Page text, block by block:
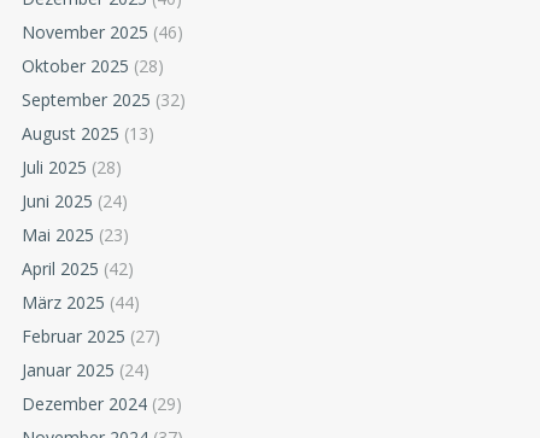
November 2025 (46)
Oktober 2025 (28)
September 2025 (32)
August 2025 (13)
Juli 2025 (28)
Juni 2025 (24)
Mai 2025 (23)
April 2025 (42)
März 2025 (44)
Februar 2025 (27)
Januar 2025 (24)
Dezember 2024 (29)